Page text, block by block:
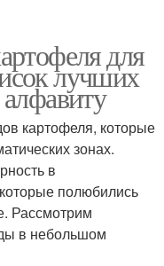
для
лучших
картофеля, которые
зонах.
в
полюбились
Рассмотрим
в небольшом